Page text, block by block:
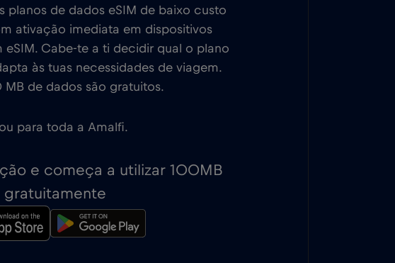
planos de dados eSIM de baixo custo
ativação imediata em dispositivos
Cabe-te a ti decidir qual o plano
às tuas necessidades de viagem.
MB de dados são gratuitos.
para toda a Amalfi.
e começa a utilizar 100MB
gratuitamente